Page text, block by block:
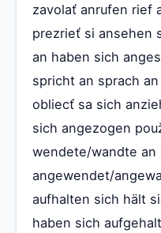
zavolať anrufen rief
prezrieť si ansehen
an haben sich
spricht an sprach
obliecť sa sich
sich angezogen
wendete/wandte an
angewendet/
aufhalten sich hält
haben sich